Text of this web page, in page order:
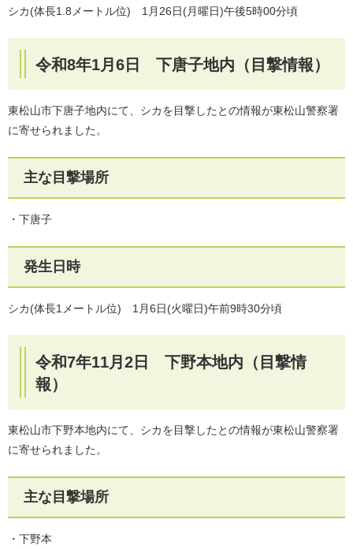
シカ(体長1.8メートル位) 1月26日(月曜日)午後5時00分頃
令和8年1月6日 下唐子地内（目撃情報）
東松山市下唐子地内にて、シカを目撃したとの情報が東松山警察署
に寄せられました。
主な目撃場所
・下唐子
発生日時
シカ(体長1メートル位) 1月6日(火曜日)午前9時30分頃
令和7年11月2日 下野本地内（目撃情
報）
東松山市下野本地内にて、シカを目撃したとの情報が東松山警察署
に寄せられました。
主な目撃場所
・下野本